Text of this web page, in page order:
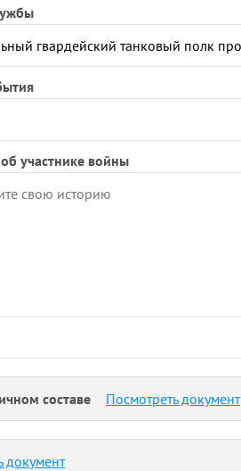
участнике войны
составе Посмотреть документ
документ